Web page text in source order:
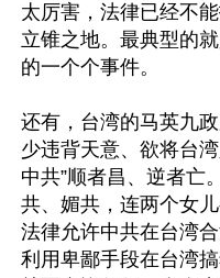
太厉害，法律已经不
立锥之地。最典型的
的一个个事件。
还有，台湾的马英九
少违背天意、欲将台
中共”顺者昌、逆者亡
共、媚共，连两个女
法律允许中共在台湾
利用卑鄙手段在台湾